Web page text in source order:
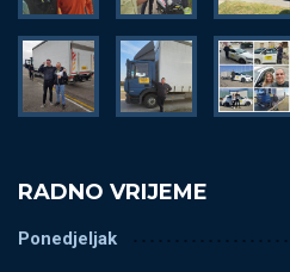
RADNO VRIJEME
Ponedjeljak